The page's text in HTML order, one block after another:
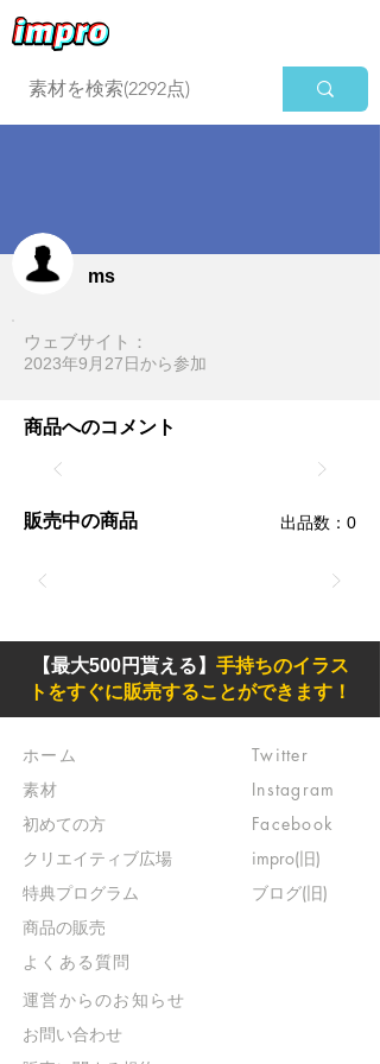
ms
ウェブサイト：
2023年9月27日​から参加
商品へのコメント
販売中の商品 ​出品数：0
【最大500円貰える】 手持ちのイラス
トをすぐに販売することができます！
ホーム
素材
初めての方
​クリエイティブ広場
​特典プログラム
​商品の販売
よくある質問
Twitter
Instagram
Facebook
impro(旧)​
ブログ(旧)
​運営からのお知らせ
お問い合わせ